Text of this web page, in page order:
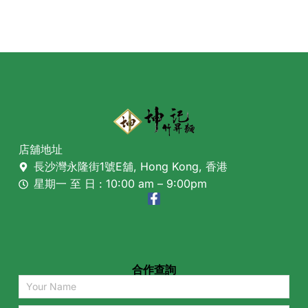
店舖地址
長沙灣永隆街1號E舖, Hong Kong, 香港
星期一 至 日 : 10:00 am – 9:00pm
合作查詢